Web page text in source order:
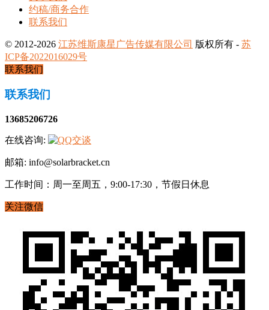
约稿/商务合作
联系我们
© 2012-2026 江苏维斯康星广告传媒有限公司 版权所有 - 苏
ICP备2022016029号
联系我们
联系我们
13685206726
在线咨询:
邮箱: info@solarbracket.cn
工作时间：周一至周五，9:00-17:30，节假日休息
关注微信